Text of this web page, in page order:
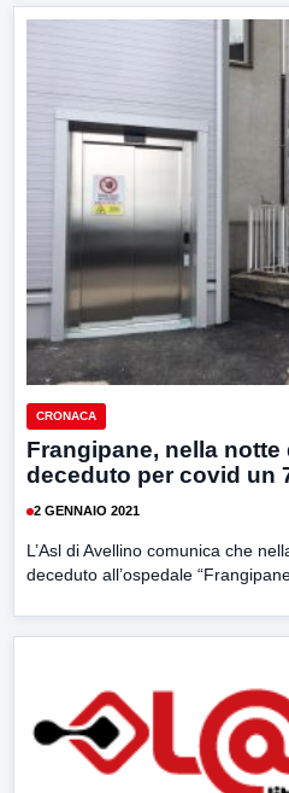
CRONACA
Frangipane, nella notte
deceduto per covid un
2 GENNAIO 2021
L’Asl di Avellino comunica che
deceduto all’ospedale